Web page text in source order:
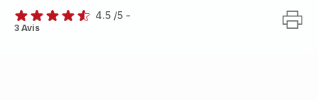
ratings.4.5
4.5 /5 -
3 Avis